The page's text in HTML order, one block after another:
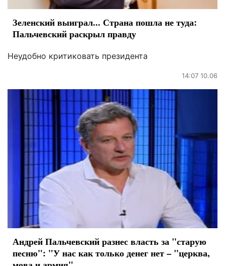
Зеленский выиграл... Страна пошла не туда:
Пальчевский раскрыл правду
Неудобно критиковать президента
14:07 10.06
Андрей Пальчевский разнес власть за "старую
песню": "У нас как только денег нет – "церква,